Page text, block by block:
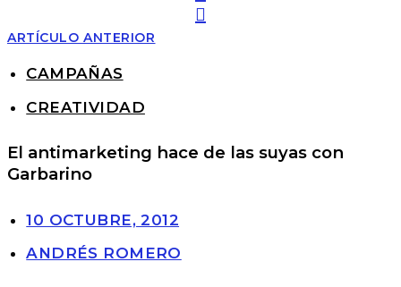
ARTÍCULO ANTERIOR
CAMPAÑAS
CREATIVIDAD
El antimarketing hace de las suyas con
Garbarino
10 OCTUBRE, 2012
ANDRÉS ROMERO